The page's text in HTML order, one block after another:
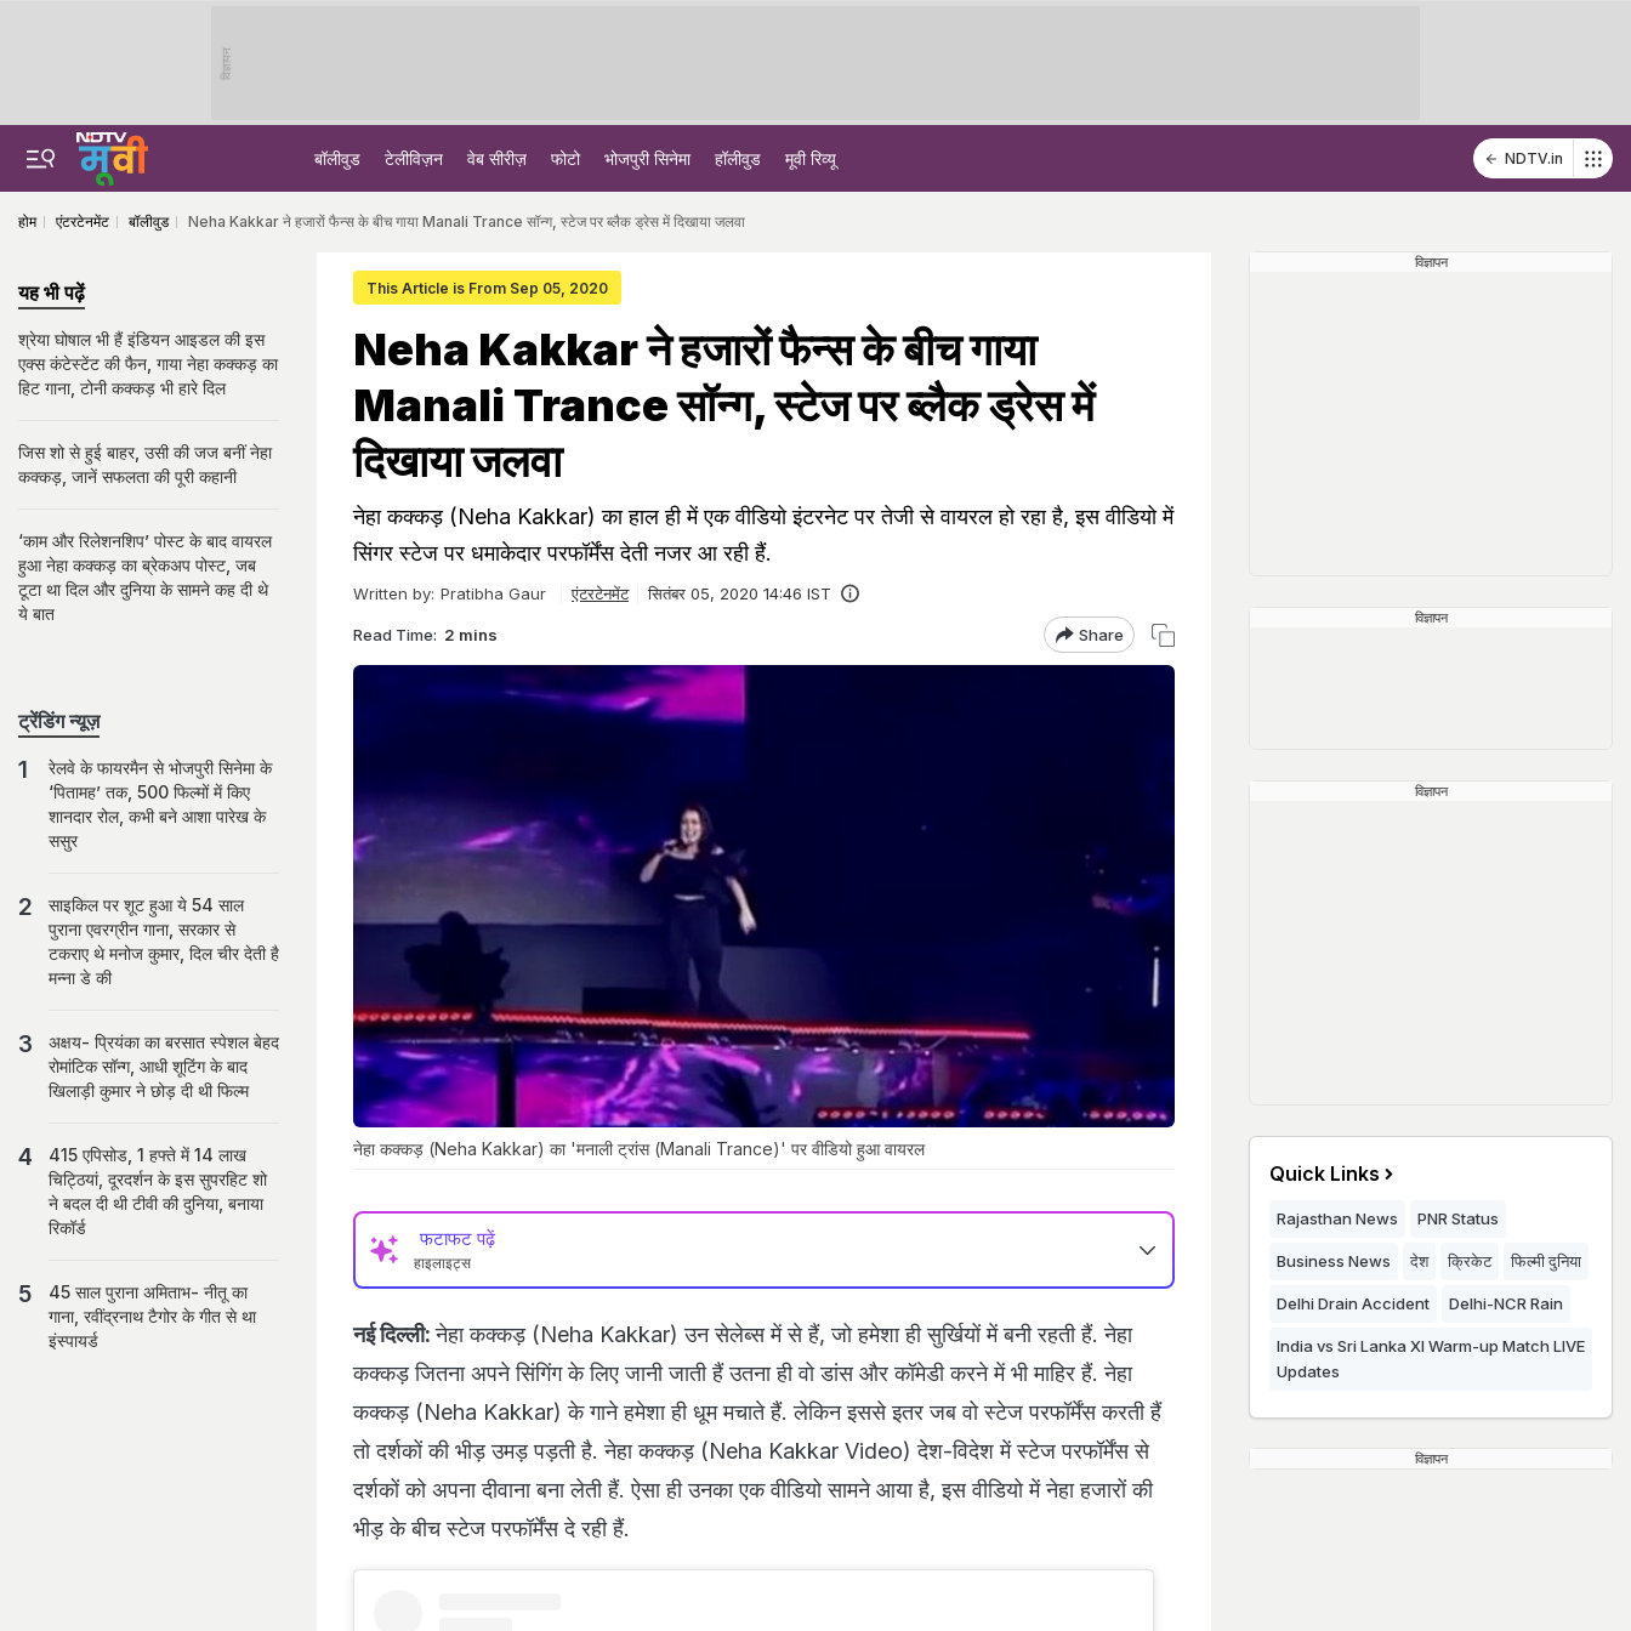
विज्ञापन
बॉलीवुड टेलीविज़न वेब सीरीज़ फोटो भोजपुरी सिनेमा हॉलीवुड मूवी रिव्यू NDTV.in
होम एंटरटेनमेंट बॉलीवुड Neha Kakkar ने हजारों फैन्स के बीच गाया Manali Trance सॉन्ग, स्टेज पर ब्लैक ड्रेस में दिखाया जलवा
This Article is From Sep 05, 2020
Neha Kakkar ने हजारों फैन्स के बीच गाया
Manali Trance सॉन्ग, स्टेज पर ब्लैक ड्रेस में
दिखाया जलवा
नेहा कक्कड़ (Neha Kakkar) का हाल ही में एक वीडियो इंटरनेट पर तेजी से वायरल हो रहा है, इस वीडियो में
सिंगर स्टेज पर धमाकेदार परफॉर्मेंस देती नजर आ रही हैं.
Written by: Pratibha Gaur एंटरटेनमेंट सितंबर 05, 2020 14:46 IST
Read Time: 2 mins Share
नेहा कक्कड़ (Neha Kakkar) का 'मनाली ट्रांस (Manali Trance)' पर वीडियो हुआ वायरल
फटाफट पढ़ें
हाइलाइट्स
नई दिल्ली: नेहा कक्कड़ (Neha Kakkar) उन सेलेब्स में से हैं, जो हमेशा ही सुर्खियों में बनी रहती हैं. नेहा
कक्कड़ जितना अपने सिंगिंग के लिए जानी जाती हैं उतना ही वो डांस और कॉमेडी करने में भी माहिर हैं. नेहा
कक्कड़ (Neha Kakkar) के गाने हमेशा ही धूम मचाते हैं. लेकिन इससे इतर जब वो स्टेज परफॉर्मेंस करती हैं
तो दर्शकों की भीड़ उमड़ पड़ती है. नेहा कक्कड़ (Neha Kakkar Video) देश-विदेश में स्टेज परफॉर्मेंस से
दर्शकों को अपना दीवाना बना लेती हैं. ऐसा ही उनका एक वीडियो सामने आया है, इस वीडियो में नेहा हजारों की
भीड़ के बीच स्टेज परफॉर्मेंस दे रही हैं.
यह भी पढ़ें
श्रेया घोषाल भी हैं इंडियन आइडल की इस
एक्स कंटेस्टेंट की फैन, गाया नेहा कक्कड़ का
हिट गाना, टोनी कक्कड़ भी हारे दिल
जिस शो से हुई बाहर, उसी की जज बनीं नेहा
कक्कड़, जानें सफलता की पूरी कहानी
‘काम और रिलेशनशिप’ पोस्ट के बाद वायरल
हुआ नेहा कक्कड़ का ब्रेकअप पोस्ट, जब
टूटा था दिल और दुनिया के सामने कह दी थे
ये बात
ट्रेंडिंग न्यूज़
रेलवे के फायरमैन से भोजपुरी सिनेमा के
‘पितामह’ तक, 500 फिल्मों में किए
शानदार रोल, कभी बने आशा पारेख के
ससुर
साइकिल पर शूट हुआ ये 54 साल
पुराना एवरग्रीन गाना, सरकार से
टकराए थे मनोज कुमार, दिल चीर देती है
मन्ना डे की
अक्षय- प्रियंका का बरसात स्पेशल बेहद
रोमांटिक सॉन्ग, आधी शूटिंग के बाद
खिलाड़ी कुमार ने छोड़ दी थी फिल्म
415 एपिसोड, 1 हफ्ते में 14 लाख
चिट्ठियां, दूरदर्शन के इस सुपरहिट शो
ने बदल दी थी टीवी की दुनिया, बनाया
रिकॉर्ड
45 साल पुराना अमिताभ- नीतू का
गाना, रवींद्रनाथ टैगोर के गीत से था
इंस्पायर्ड
विज्ञापन
विज्ञापन
विज्ञापन
Quick Links
Rajasthan News PNR Status
Business News देश क्रिकेट फिल्मी दुनिया
Delhi Drain Accident Delhi-NCR Rain
India vs Sri Lanka XI Warm-up Match LIVE
Updates
विज्ञापन